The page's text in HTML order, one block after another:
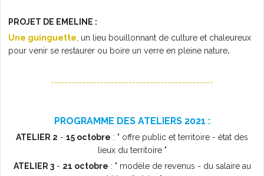
PROJET DE EMELINE :
Une guinguette , un lieu bouillonnant de culture et chaleureux
pour venir se restaurer ou boire un verre en pleine nature.
----------------------------------------------
PROGRAMME DES ATELIERS 2021 :
ATELIER 2 - 15 octobre : " offre public et territoire - état des
lieux du territoire "
ATELIER 3- 21 octobre : " modèle de revenus - du salaire au